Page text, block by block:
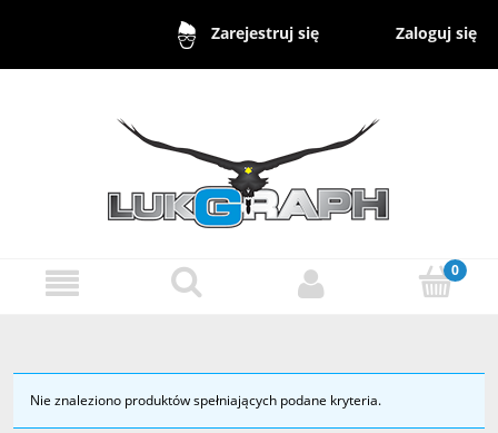
Zarejestruj się Zaloguj się
Nie znaleziono produktów spełniających podane kryteria.